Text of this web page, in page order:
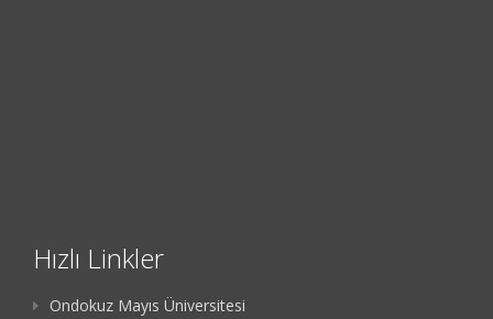
Hızlı Linkler
Ondokuz Mayıs Üniversitesi